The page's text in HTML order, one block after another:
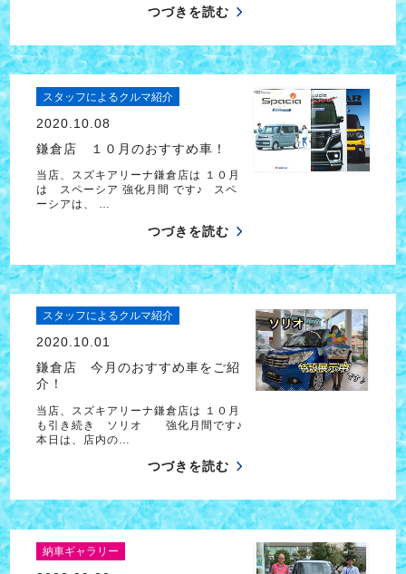
つづきを読む
スタッフによるクルマ紹介
2020.10.08
鎌倉店 １０月のおすすめ車！
当店、スズキアリーナ鎌倉店は １０月
は スペーシア 強化月間 です♪ スペ
ーシアは、 …
つづきを読む
スタッフによるクルマ紹介
2020.10.01
鎌倉店 今月のおすすめ車をご紹
介！
当店、スズキアリーナ鎌倉店は １０月
も引き続き ソリオ 強化月間です♪
本日は、店内の…
つづきを読む
納車ギャラリー